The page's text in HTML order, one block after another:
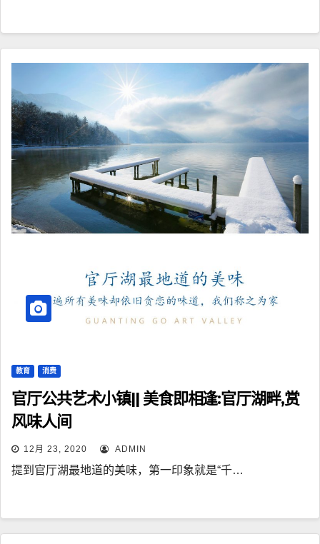
教育 消费
官厅公共艺术小镇|| 美食即相逢:官厅湖畔,赏
风味人间
12月 23, 2020 ADMIN
提到官厅湖最地道的美味，第一印象就是“千…